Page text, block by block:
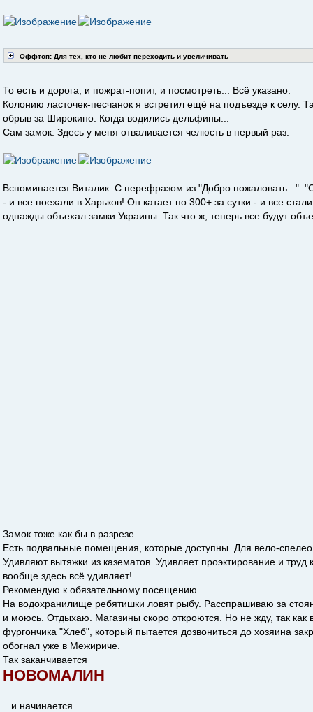
Оффтоп: Для тех, кто не любит переходить и увеличивать
То есть и дорога, и пожрат-попит, и посмотреть... Всё указано.
Колонию ласточек-песчанок я встретил ещё на подъезде к селу.
обрыв за Широкино. Когда водились дельфины...
Сам замок. Здесь у меня отваливается челюсть в первый раз.
Вспоминается Виталик. С перефразом из "Добро пожаловать...":
- и все поехали в Харьков! Он катает по 300+ за сутки - и все
однажды объехал замки Украины. Так что ж, теперь все будут
Замок тоже как бы в разрезе.
Есть подвальные помещения, которые доступны. Для вело-
Удивляют вытяжки из казематов. Удивляет проэктирование и
вообще здесь всё удивляет!
Рекомендую к обязательному посещению.
На водохранилище ребятишки ловят рыбу. Расспрашиваю за
и моюсь. Отдыхаю. Магазины скоро откроются. Но не жду, так как
фургончика "Хлеб", который пытается дозвониться до хозяина
обогнал уже в Межириче.
Так заканчивается
НОВОМАЛИН
...и начинается